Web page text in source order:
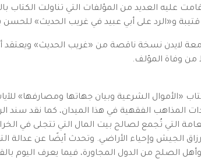
عليه العديد من المؤلفات التي تناولت الكتاب
و«الرد على أبي عبيد في غريب الحديث»
وفاة المؤلف.
«الأموال الشرعية وبيان جهاتها ومصارفها»
المذاهب الفقهية في هذا الميدان، كما نقد سند
التي تُجمع لصالح بيت المال التي تتجلى في
الجيش وإحياء الأراضي. وتحدث أيضًا عن عدالة
وأهل الصلح من الدول المجاورة، فيما يعرف اليوم